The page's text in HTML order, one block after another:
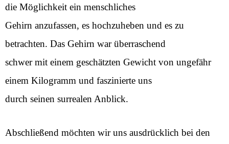
die Möglichkeit ein menschliches
Gehirn anzufassen, es hochzuheben und es zu
betrachten. Das Gehirn war überraschend
schwer mit einem geschätzten Gewicht von ungefähr
einem Kilogramm und faszinierte uns
durch seinen surrealen Anblick.
Abschließend möchten wir uns ausdrücklich bei den